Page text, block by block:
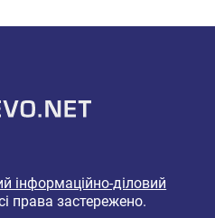
інформаційно-діловий
права застережено.